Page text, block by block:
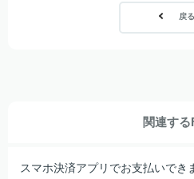
戻る
関連する
スマホ決済アプリでお支払いでき